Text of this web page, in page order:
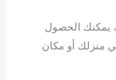
يمكنك الحصول
منزلك أو مكان